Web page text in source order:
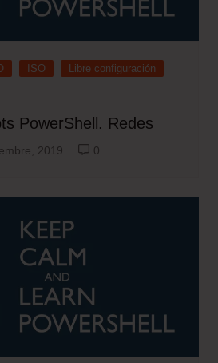
ISO
Libre configuración
PowerShell. Redes
2019 0